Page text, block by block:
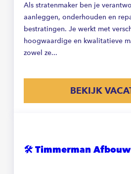
Als stratenmaker ben je
aanleggen, onderhouden en
bestratingen. Je werkt met
hoogwaardige en kwalitatieve
zowel ze...
BEKIJK
🛠️ Timmerman